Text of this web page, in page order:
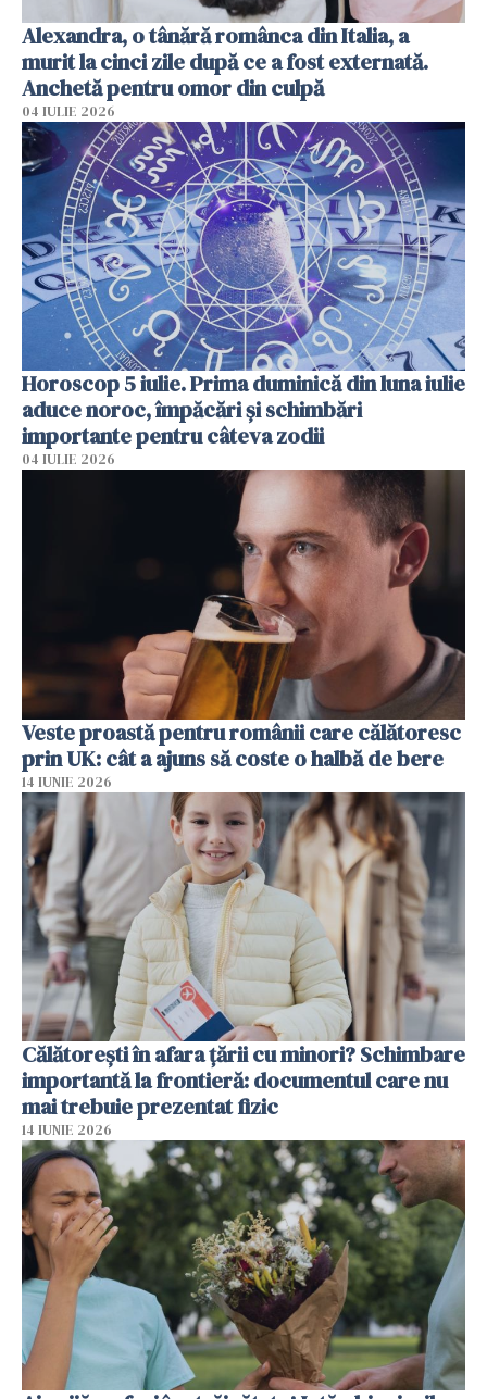
Alexandra, o tânără românca din Italia, a
murit la cinci zile după ce a fost externată.
Anchetă pentru omor din culpă
04 IULIE 2026
Horoscop 5 iulie. Prima duminică din luna iulie
aduce noroc, împăcări și schimbări
importante pentru câteva zodii
04 IULIE 2026
Veste proastă pentru românii care călătoresc
prin UK: cât a ajuns să coste o halbă de bere
14 IUNIE 2026
Călătorești în afara țării cu minori? Schimbare
importantă la frontieră: documentul care nu
mai trebuie prezentat fizic
14 IUNIE 2026